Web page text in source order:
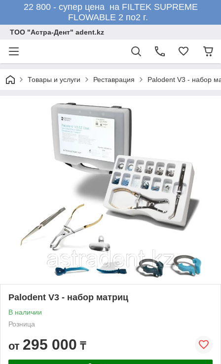
22 800 - супер цена на FILTEK SUPREME
FLOWABLE 2 по2 г.
ТОО "Астра-Дент" adent.kz
Товары и услуги Реставрация Palodent V3 - набор
Palodent V3 - набор матриц
В наличии
Розница
от 295 000 ₸